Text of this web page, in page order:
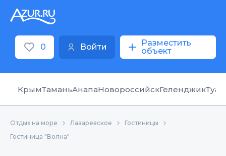
0 Войти
Разместить
объект
КрымТаманьАнапаНовороссийскГеленджик
Отдых на море Лазаревское
Гостиницы
Гостиница "Волна"